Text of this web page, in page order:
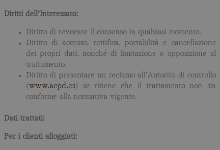
Diritti dell’Interessato:
Diritto di revocare il consenso in qualsiasi momento.
Diritto di accesso, rettifica, portabilità e cancellazione
dei propri dati, nonché di limitazione o opposizione al
trattamento.
Diritto di presentare un reclamo all’Autorità di controllo
(www.aepd.es) se ritiene che il trattamento non sia
conforme alla normativa vigente.
Dati trattati:
Per i clienti alloggiati: